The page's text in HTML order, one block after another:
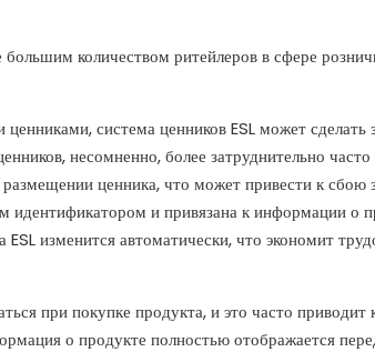
количеством ритейлеров в сфере
система ценников ESL может сделать
несомненно, более затруднительно
ценника, что может привести к сбою
идентификатором и привязана к информации о
изменится автоматически, что экономит
при покупке продукта, и это часто приводит
о продукте полностью отображается